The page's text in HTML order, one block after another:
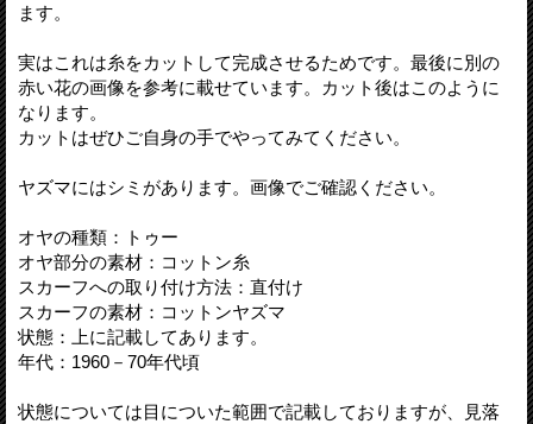
ます。
実はこれは糸をカットして完成させるためです。最後に別の
赤い花の画像を参考に載せています。カット後はこのように
なります。
カットはぜひご自身の手でやってみてください。
ヤズマにはシミがあります。画像でご確認ください。
オヤの種類：トゥー
オヤ部分の素材：コットン糸
スカーフへの取り付け方法：直付け
スカーフの素材：コットンヤズマ
状態：上に記載してあります。
年代：1960－70年代頃
状態については目についた範囲で記載しておりますが、見落